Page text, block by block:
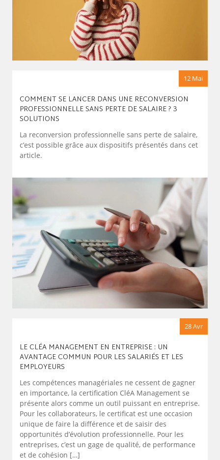
12 Mai
COMMENT SE LANCER DANS UNE RECONVERSION
PROFESSIONNELLE SANS PERTE DE SALAIRE ? 3
SOLUTIONS
La reconversion professionnelle sans perte de salaire,
c’est possible grâce aux dispositifs présentés dans cet
article.
28 Avr
LE CLÉA MANAGEMENT EN ENTREPRISE : UN
AVANTAGE COMMUN POUR LES SALARIÉS ET LES
EMPLOYEURS
Les compétences managériales ne cessent de gagner
en importance, la certification CléA Management se
présente alors comme un outil puissant en entreprise.
Pour les collaborateurs, le certificat est une occasion
unique de faire la différence et de saisir des
opportunités d’évolution professionnelle. Pour les
entreprises, c’est un gage de qualité, de performance
et de cohésion […]